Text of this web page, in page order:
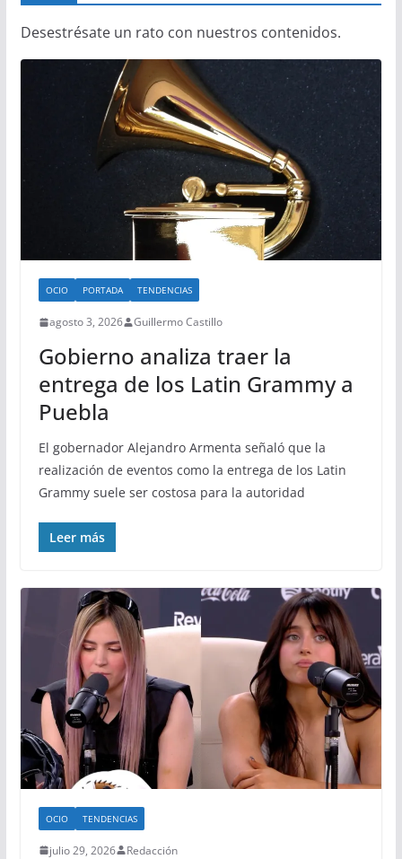
Desestrésate un rato con nuestros contenidos.
OCIO PORTADA TENDENCIAS
agosto 3, 2026 Guillermo Castillo
Gobierno analiza traer la
entrega de los Latin Grammy a
Puebla
El gobernador Alejandro Armenta señaló que la
realización de eventos como la entrega de los Latin
Grammy suele ser costosa para la autoridad
Leer más
OCIO TENDENCIAS
julio 29, 2026 Redacción